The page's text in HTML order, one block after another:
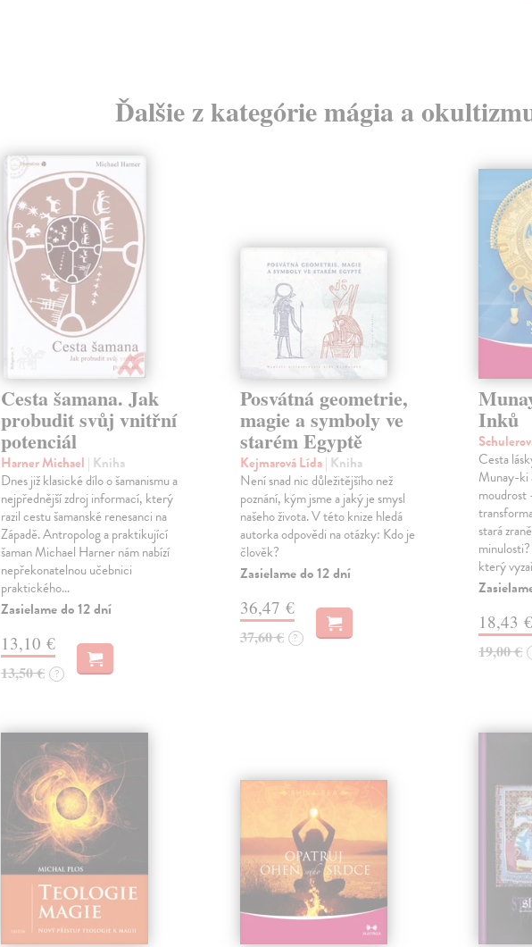
Ďalšie z kategórie mágia a
Cesta šamana. Jak
probudit svůj vnitřní
potenciál
Harner Michael | Kniha
Dnes již klasické dílo o šamanismu a
nejpřednější zdroj informací, který
razil cestu šamanské renesanci na
Západě. Antropolog a praktikující
šaman Michael Harner nám nabízí
nepřekonatelnou učebnici
praktického…
Zasielame do 12 dní
13,10 €
13,50 € ?
Posvátná geometrie,
magie a symboly ve
starém Egyptě
Kejmarová Lída| Kniha
Není snad nic důležitějšího než
poznání, kým jsme a jaký je smysl
našeho života. V této knize hledá
autorka odpovědi na otázky: Kdo je
člověk?
Zasielame do 12 dní
36,47 €
37,60 € ?
Inků
Cesta
Munay-ki
moudrost
stará
který
18,43 €
19,00 €